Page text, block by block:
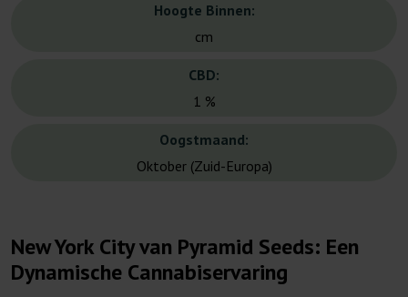
Hoogte Binnen:
cm
CBD:
1 %
Oogstmaand:
Oktober (Zuid-Europa)
New York City van Pyramid Seeds: Een
Dynamische Cannabiservaring